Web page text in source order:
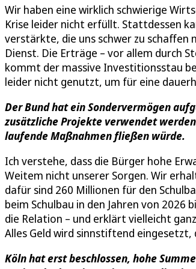
Wir haben eine wirklich schwierige
Krise leider nicht erfüllt. Stattdessen
verstärkte, die uns schwer zu schaffen
Dienst. Die Erträge – vor allem durch
kommt der massive Investitionsstau
leider nicht genutzt, um für eine
Der Bund hat ein Sondervermögen
zusätzliche Projekte verwendet
laufende Maßnahmen fließen würde.
Ich verstehe, dass die Bürger hohe
Weitem nicht unserer Sorgen. Wir
dafür sind 260 Millionen für den
beim Schulbau in den Jahren von
die Relation – und erklärt vielleicht
Alles Geld wird sinnstiftend eingesetzt,
Köln hat erst beschlossen, hohe